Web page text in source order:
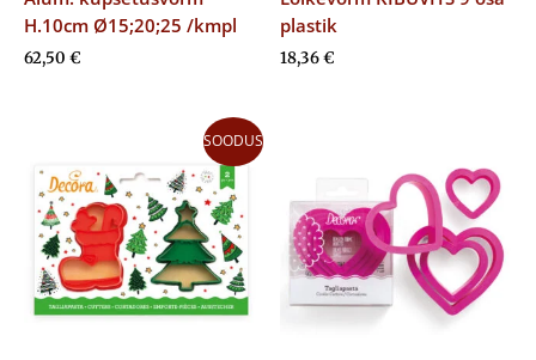
H.10cm Ø15;20;25 /kmpl
62,50 €
plastik
18,36€
SOODUS
oli:
6,66 €.
on:
4,66 €.